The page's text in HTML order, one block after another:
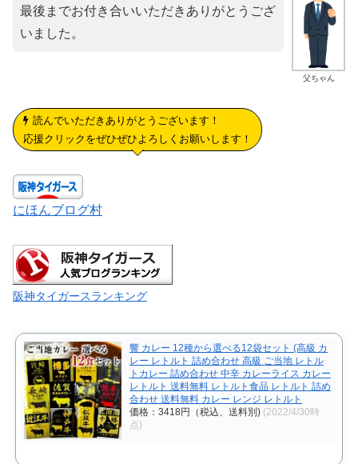
父ちゃん
最後までお付き合いいただきありがとうござ
いました。
読んでいただきありがとうございます！
応援クリックをぜひぜひよろしくお願いします！
にほんブログ村
阪神タイガースランキング
響 カレー 12種から選べる12袋セット (高級 カ
レー レトルト 詰め合わせ 高級 ご当地 レトル
トカレー 詰め合わせ 中辛 カレーライス カレー
レトルト 送料無料 レトルト食品 レトルト 詰め
合わせ 送料無料 カレー レンジ レトルト
価格：3418円（税込、送料別) (2022/4/30時
点)